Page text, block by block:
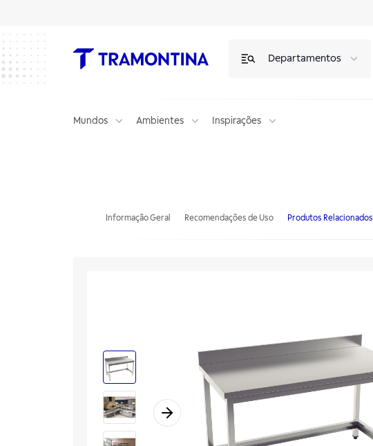
Departamentos
Mundos Ambientes Inspirações
Informação Geral Recomendações de Uso Produtos Relacionados